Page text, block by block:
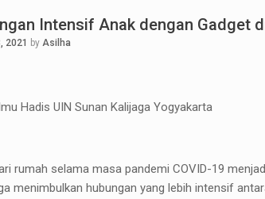
Intensif Anak dengan Gadget
2021 by Asilha
Hadis UIN Sunan Kalijaga Yogyakarta
rumah selama masa pandemi COVID-19
menimbulkan hubungan yang lebih intensif